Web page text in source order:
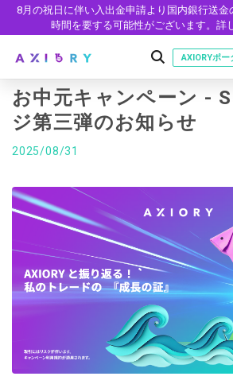
8月の祝日に伴い入出金申請より国内銀行送金
時間を要する可能性がございます。詳
はじめに
ライセンス
安全性
取引商品
FX（通貨ペア）
現物株式
ETF
株式CFD
エネルギーCFD
貴金属CFD
取引条件
スプレッド・手数料
ゼロカットとロスカット
スワップとロールオーバー
入出金方法
約定率
取引時間
口座
口座タイプ
法人のお客様
ウォレット口座
NEW
口座開設フォーム
必要書類
プラットフォーム
MT5
cTrader
AXIORYアプリ
ツール
MT4/MT5 ヒストリカルデータ
EA(エキスパートアドバイザー)
カスタムインジケーター
日本時間表示インジケータ
パートナー
パートナーシップ・プログラム
イントロデュース・パートナープログラム（IP
特別・VIPプログラム
NEW
ニュース
ニュースリリース
AXIORYポー
お中元キャンペーン -
ジ第三弾のお知らせ
2025/08/31